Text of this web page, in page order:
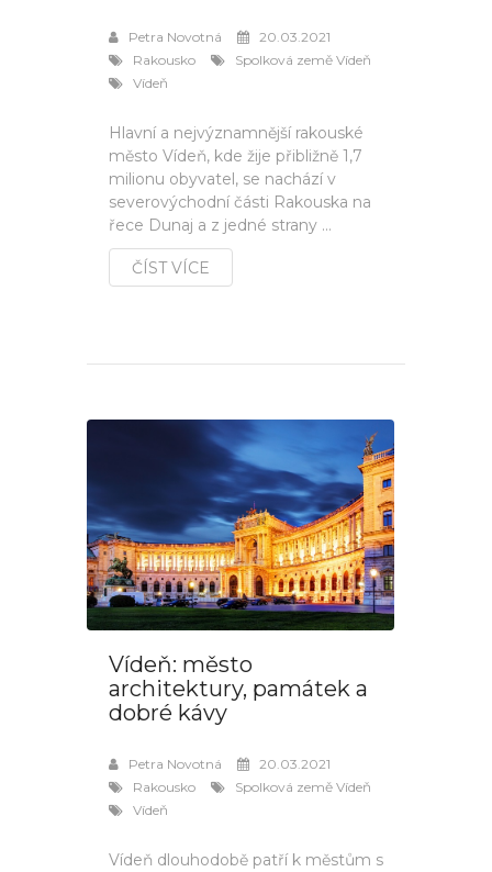
Petra Novotná
20.03.2021
Rakousko
Spolková země Vídeň
Vídeň
Hlavní a nejvýznamnější rakouské
město Vídeň, kde žije přibližně 1,7
milionu obyvatel, se nachází v
severovýchodní části Rakouska na
řece Dunaj a z jedné strany ...
ČÍST VÍCE
Vídeň: město
architektury, památek a
dobré kávy
Petra Novotná
20.03.2021
Rakousko
Spolková země Vídeň
Vídeň
Vídeň dlouhodobě patří k městům s